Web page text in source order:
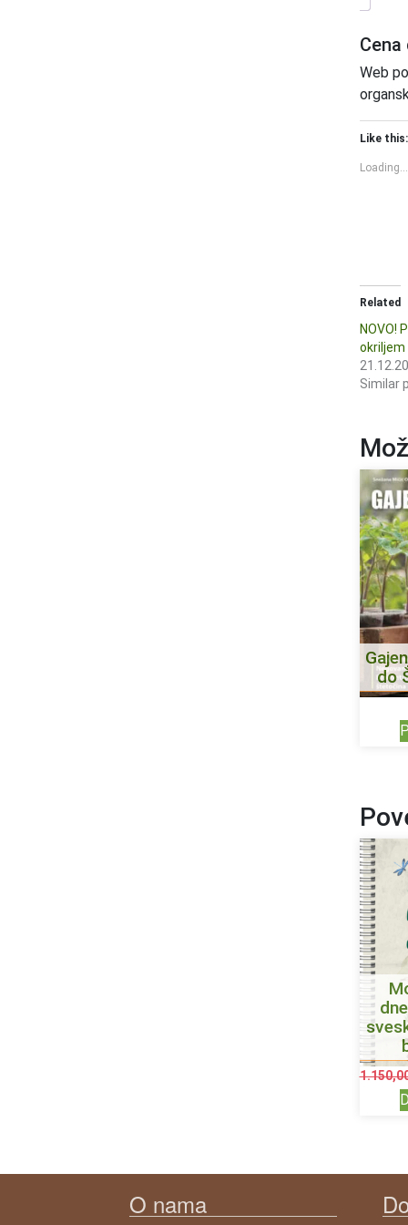
Web
Like this:
Loading...
Related
NOVO!
okriljem
Similar
do
O nama